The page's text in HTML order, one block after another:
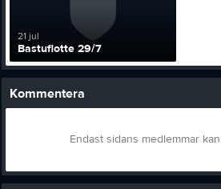
21 jul
Bastuflotte 29/7
Kommentera
Endast sidans medlemmar